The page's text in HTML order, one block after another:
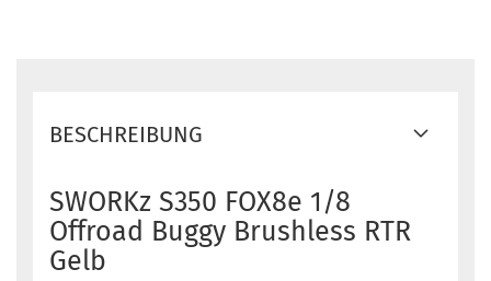
BESCHREIBUNG
SWORKz S350 FOX8e 1/8
Offroad Buggy Brushless RTR
Gelb